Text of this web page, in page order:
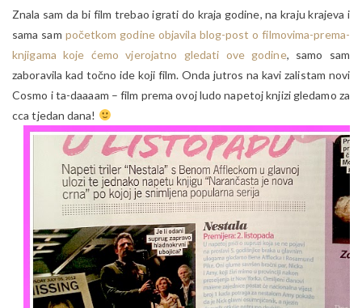
Znala sam da bi film trebao igrati do kraja godine, na kraju krajeva i
sama sam početkom godine objavila blog-post o filmovima-prema-
knjigama koje ćemo vjerojatno gledati ove godine, samo sam
zaboravila kad točno ide koji film. Onda jutros na kavi zalistam novi
Cosmo i ta-daaaam – film prema ovoj ludo napetoj knjizi gledamo za
cca tjedan dana!